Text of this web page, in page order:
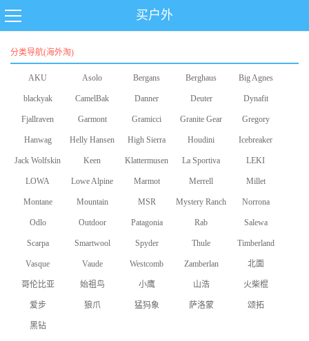
买户外
分类导航(海外淘)
AKU Asolo Bergans Berghaus Big Agnes
blackyak CamelBak Danner Deuter Dynafit
Fjallraven Garmont Gramicci Granite Gear Gregory
Hanwag Helly Hansen High Sierra Houdini Icebreaker
Jack Wolfskin Keen Klattermusen La Sportiva LEKI
LOWA Lowe Alpine Marmot Merrell Millet
Montane Mountain
Equipment
MSR Mystery Ranch Norrona
Odlo Outdoor
Research
Patagonia Rab Salewa
Scarpa Smartwool Spyder Thule Timberland
Vasque Vaude Westcomb Zamberlan 北面
哥伦比亚 始祖鸟 小鹰 山浩 火柴棍
爱步 狼爪 猛犸象 萨洛蒙 颂拓
黑钻